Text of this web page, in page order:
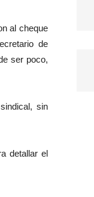
al cheque
de
ser poco,
sin
detallar el